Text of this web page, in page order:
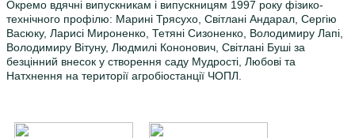
Окремо вдячні випускникам і випускницям 1997 року фізико-
технічного профілю: Марині Трясухо, Світлані Андарал, Сергію
Васюку, Ларисі Мироненко, Тетяні Сизоненко, Володимиру Лапі,
Володимиру Вітуну, Людмилі Кононович, Світлані Буші за
безцінний внесок у створення саду Мудрості, Любові та
Натхнення на території агробіостанції ЧОПЛ.